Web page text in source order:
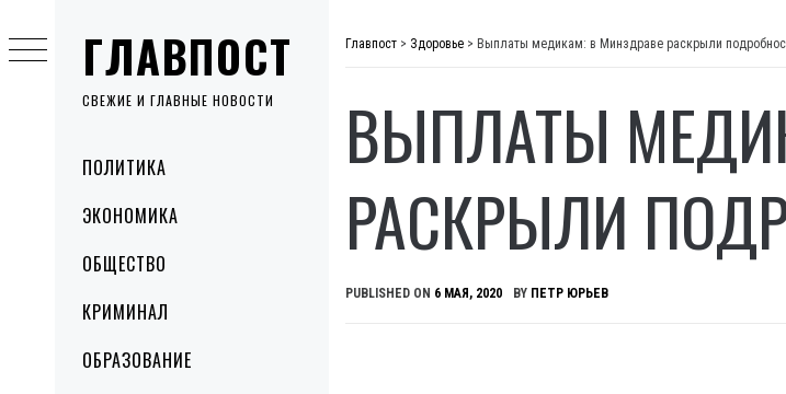
ГЛАВПОСТ
СВЕЖИЕ И ГЛАВНЫЕ НОВОСТИ
MenuПОЛИТИКА
ЭКОНОМИКА
ОБЩЕСТВО
КРИМИНАЛ
ОБРАЗОВАНИЕ
to
content
Главпост > Здоровье > Выплаты медикам: в Минздраве раскрыли
ВЫПЛАТЫ
РАСКРЫЛИ
PUBLISHED ON 6 МАЯ, 2020 BY ПЕТР ЮРЬЕВ